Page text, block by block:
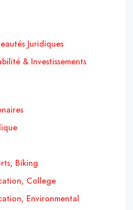
Juridiques
& Investissements
Biking
College
Environmental